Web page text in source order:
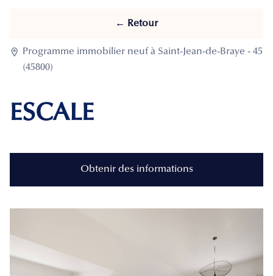
← Retour

Programme immobilier neuf à Saint-Jean-de-Braye - 45
(45800)
ESCALE
Obtenir des informations